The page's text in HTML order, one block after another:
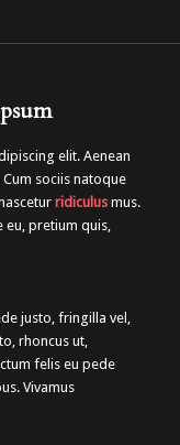
elit. Aenean
Cum sociis natoque
ridiculusmus.
pretium quis,
justo, fringilla vel,
rhoncus ut,
felis eu pede
Vivamus